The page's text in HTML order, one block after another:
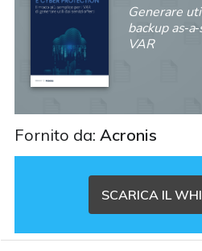
Generare
backup
VAR
Fornito da:Acronis
SCARICA IL